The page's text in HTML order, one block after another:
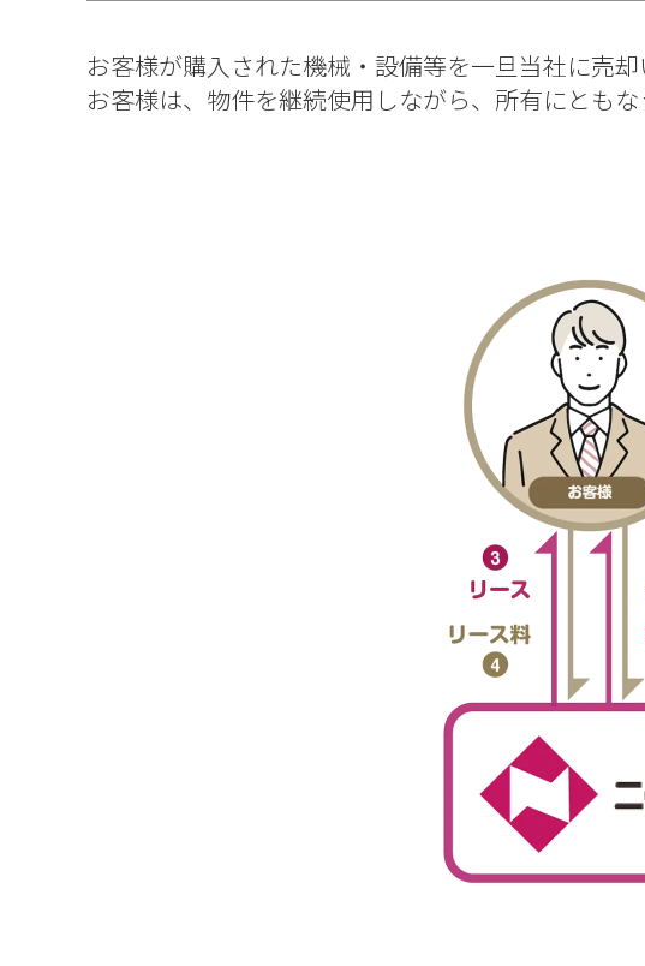
お客様が購入された機械・設備等を一旦当社に売
お客様は、物件を継続使用しながら、所有にとも